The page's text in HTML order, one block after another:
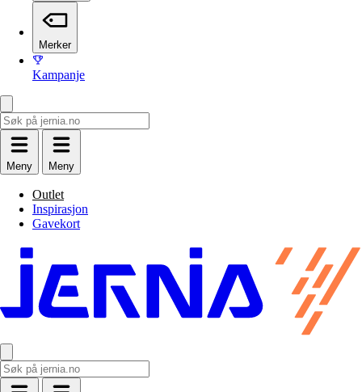
Merker
Kampanje
Meny Meny
Outlet
Inspirasjon
Gavekort